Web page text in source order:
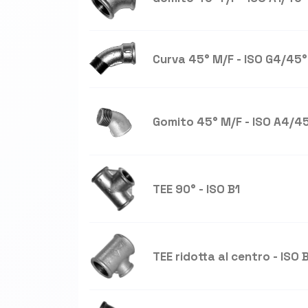
Curva 45° M/F - ISO G4/45°
Gomito 45° M/F - ISO A4/
TEE 90° - ISO B1
TEE ridotta al centro - ISO